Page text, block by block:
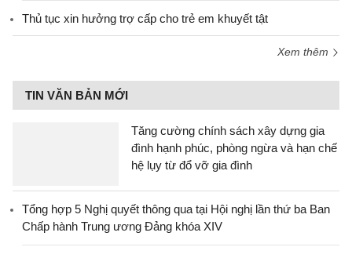
Thủ tục xin hưởng trợ cấp cho trẻ em khuyết tật
Xem thêm
TIN VĂN BẢN MỚI
Tăng cường chính sách xây dựng gia
đình hạnh phúc, phòng ngừa và hạn chế
hệ lụy từ đổ vỡ gia đình
Tổng hợp 5 Nghị quyết thông qua tại Hội nghị lần thứ ba Ban
Chấp hành Trung ương Đảng khóa XIV